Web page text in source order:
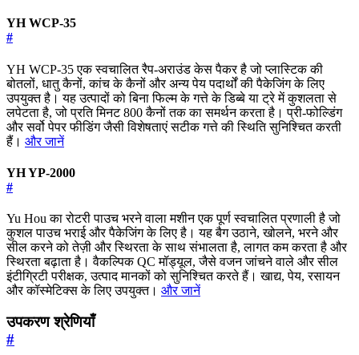
YH WCP-35
#
YH WCP-35 एक स्वचालित रैप-अराउंड केस पैकर है जो प्लास्टिक की
बोतलों, धातु कैनों, कांच के कैनों और अन्य पेय पदार्थों की पैकेजिंग के लिए
उपयुक्त है। यह उत्पादों को बिना फिल्म के गत्ते के डिब्बे या ट्रे में कुशलता से
लपेटता है, जो प्रति मिनट 800 कैनों तक का समर्थन करता है। प्री-फोल्डिंग
और सर्वो पेपर फीडिंग जैसी विशेषताएं सटीक गत्ते की स्थिति सुनिश्चित करती
हैं। और जानें
YH YP-2000
#
Yu Hou का रोटरी पाउच भरने वाला मशीन एक पूर्ण स्वचालित प्रणाली है जो
कुशल पाउच भराई और पैकेजिंग के लिए है। यह बैग उठाने, खोलने, भरने और
सील करने को तेज़ी और स्थिरता के साथ संभालता है, लागत कम करता है और
स्थिरता बढ़ाता है। वैकल्पिक QC मॉड्यूल, जैसे वजन जांचने वाले और सील
इंटीग्रिटी परीक्षक, उत्पाद मानकों को सुनिश्चित करते हैं। खाद्य, पेय, रसायन
और कॉस्मेटिक्स के लिए उपयुक्त। और जानें
उपकरण श्रेणियाँ
#